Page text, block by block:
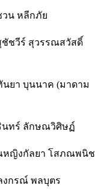
วน หลีกภัย
ชัชวีร์ สุวรรณสวัสดิ์
นยา บุนนาค (มาดาม
รินทร์ ลักษณวิศิษฏ์
ณหญิงกัลยา โสภณพนิช
งกรณ์ พลบุตร